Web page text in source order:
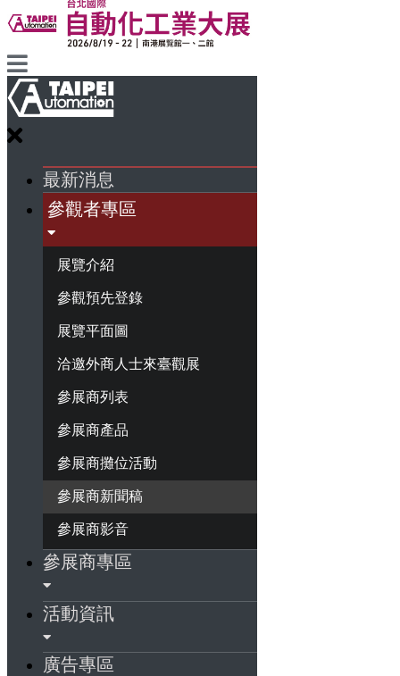
最新消息
參觀者專區
展覽介紹
參觀預先登錄
展覽平面圖
洽邀外商人士來臺觀展
參展商列表
參展商產品
參展商攤位活動
參展商新聞稿
參展商影音
參展商專區
活動資訊
廣告專區